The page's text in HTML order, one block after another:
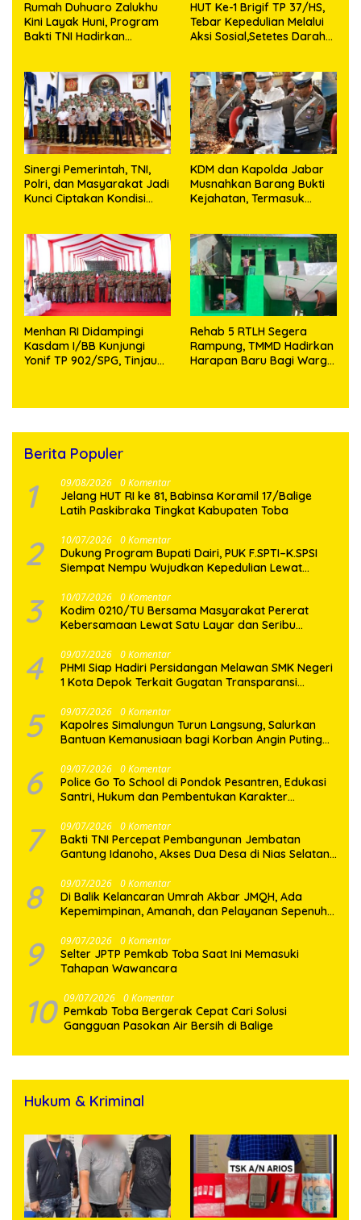
Rumah Duhuaro Zalukhu
Kini Layak Huni, Program
Bakti TNI Hadirkan
HUT Ke-1 Brigif TP 37/HS,
Tebar Kepedulian Melalui
Aksi Sosial,Setetes Darah
Sinergi Pemerintah, TNI,
Polri, dan Masyarakat Jadi
Kunci Ciptakan Kondisi
KDM dan Kapolda Jabar
Musnahkan Barang Bukti
Kejahatan, Termasuk
Menhan RI Didampingi
Kasdam I/BB Kunjungi
Yonif TP 902/SPG, Tinjau
Rehab 5 RTLH Segera
Rampung, TMMD Hadirkan
Harapan Baru Bagi Warga
Berita Populer
1 09/08/2026 0 Komentar
Jelang HUT RI ke 81, Babinsa Koramil 17/Balige
Latih Paskibraka Tingkat Kabupaten Toba
2 10/07/2026 0 Komentar
Dukung Program Bupati Dairi, PUK F.SPTI–K.SPSI
Siempat Nempu Wujudkan Kepedulian Lewat
3 10/07/2026 0 Komentar
Kodim 0210/TU Bersama Masyarakat Pererat
Kebersamaan Lewat Satu Layar dan Seribu
4 09/07/2026 0 Komentar
PHMI Siap Hadiri Persidangan Melawan SMK Negeri
1 Kota Depok Terkait Gugatan Transparansi
5 09/07/2026 0 Komentar
Kapolres Simalungun Turun Langsung, Salurkan
Bantuan Kemanusiaan bagi Korban Angin Puting
6 09/07/2026 0 Komentar
Police Go To School di Pondok Pesantren, Edukasi
Santri, Hukum dan Pembentukan Karakter
7 09/07/2026 0 Komentar
Bakti TNI Percepat Pembangunan Jembatan
Gantung Idanoho, Akses Dua Desa di Nias Selatan
8 09/07/2026 0 Komentar
Di Balik Kelancaran Umrah Akbar JMQH, Ada
Kepemimpinan, Amanah, dan Pelayanan Sepenuh
9 09/07/2026 0 Komentar
Selter JPTP Pemkab Toba Saat Ini Memasuki
Tahapan Wawancara
10 09/07/2026 0 Komentar
Pemkab Toba Bergerak Cepat Cari Solusi
Gangguan Pasokan Air Bersih di Balige
Hukum & Kriminal